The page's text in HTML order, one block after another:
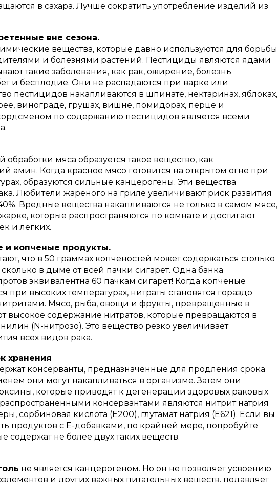
в сахара. Лучше сократить употребление изделий из
вне сезона.
вещества, которые давно используются для борьбы
и болезнями растений. Пестициды являются ядами
такие заболевания, как рак, ожирение, болезнь
и бесплодие. Они не распадаются при варке или
пестицидов накапливаются в шпинате, нектаринах, яблоках,
винограде, грушах, вишне, помидорах, перце и
по содержанию пестицидов является всеми
обработки мяса образуется такое вещество, как
амин. Когда красное мясо готовится на открытом огне при
образуются сильные канцерогены. Эти вещества
Любители жареного на гриле увеличивают риск развития
Вредные вещества накапливаются не только в самом мясе,
которые распространяются по комнате и достигают
и легких.
и копченые продукты.
что в 50 граммах копченостей может содержаться столько
в дыме от всей пачки сигарет. Одна банка
эквивалентна 60 пачкам сигарет! Когда копченые
при высоких температурах, нитраты становятся гораздо
Мясо, рыба, овощи и фрукты, превращенные в
высокое содержание нитратов, которые превращаются в
(N-нитрозо). Это вещество резко увеличивает
всех видов рака.
хранения
консерванты, предназначенные для продления срока
они могут накапливаться в организме.Затем они
которые приводят к дегенерации здоровых раковых
консервантами являются нитрит натрия
сорбиновая кислота (E200), глутамат натрия (E621). Если вы
продуктов с Е-добавками, по крайней мере, попробуйте
содержат не более двух таких веществ.
не является канцерогеном. Но он не позволяет усвоению
и других важных питательных веществ, подавляет